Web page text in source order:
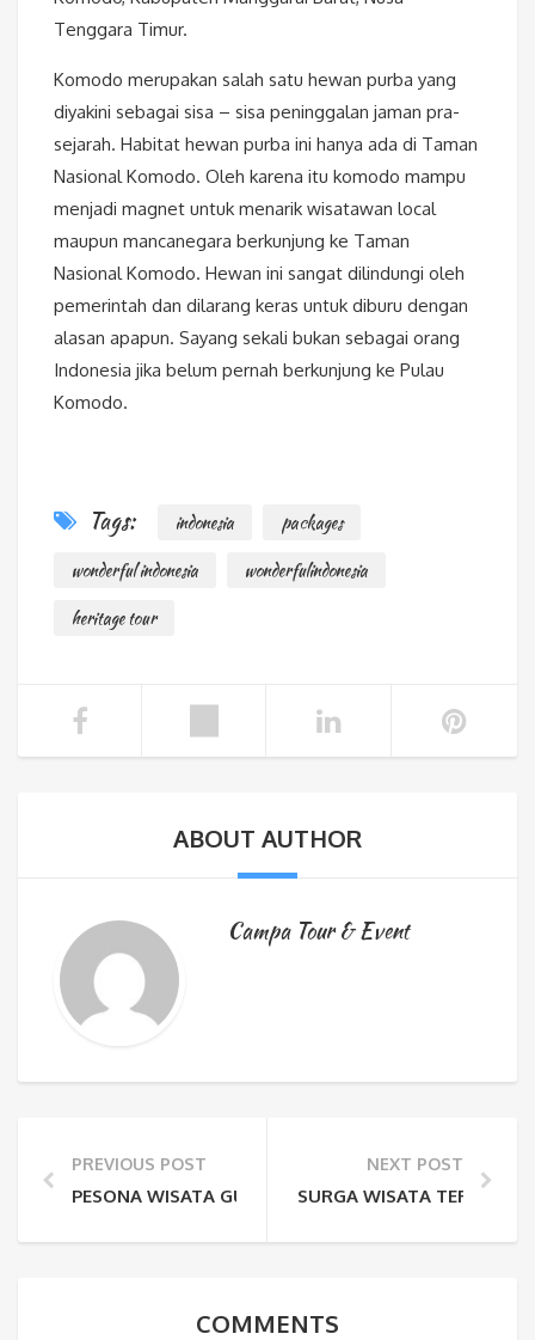
Tenggara Timur.
Komodo merupakan salah satu hewan purba yang
diyakini sebagai sisa – sisa peninggalan jaman pra-
sejarah. Habitat hewan purba ini hanya ada di Taman
Nasional Komodo. Oleh karena itu komodo mampu
menjadi magnet untuk menarik wisatawan local
maupun mancanegara berkunjung ke Taman
Nasional Komodo. Hewan ini sangat dilindungi oleh
pemerintah dan dilarang keras untuk diburu dengan
alasan apapun. Sayang sekali bukan sebagai orang
Indonesia jika belum pernah berkunjung ke Pulau
Komodo.
Tags: indonesia
packages
wonderful indonesia
wonderfulindonesia
heritage tour
ABOUT AUTHOR
Campa Tour & Event
PREVIOUS POST
PESONA WISATA GUNUNG BROMO YANG TERKENAL
NEXT POST
SURGA WISATA
COMMENTS